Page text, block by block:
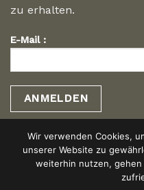
zu erhalten.
E-Mail :
Wir verwenden Cookies,
unserer Website zu
weiterhin nutzen, gehen